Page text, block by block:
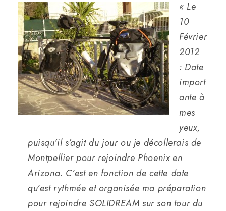
« Le
10
Février
2012
: Date
import
ante à
mes
yeux,
puisqu’il s’agit du jour ou je décollerais de
Montpellier pour rejoindre Phoenix en
Arizona. C’est en fonction de cette date
qu’est rythmée et organisée ma préparation
pour rejoindre SOLIDREAM sur son tour du